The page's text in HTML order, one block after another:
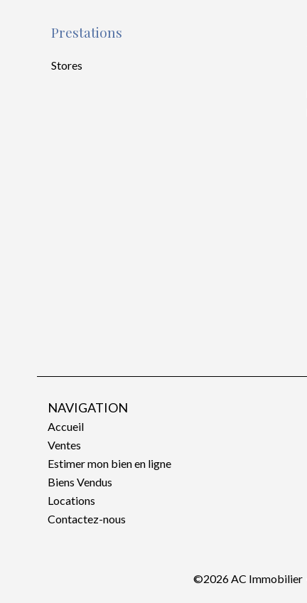
Prestations
Stores
NAVIGATION
Accueil
Ventes
Estimer mon bien en ligne
Biens Vendus
Locations
Contactez-nous
©2026 AC Immobilier